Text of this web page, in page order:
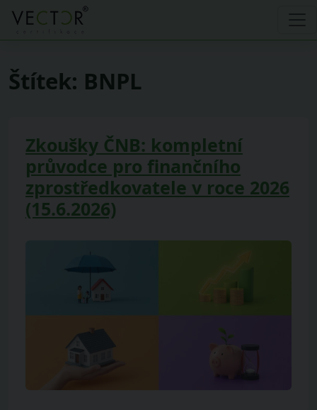
Štítek: BNPL
Zkoušky ČNB: kompletní
průvodce pro finančního
zprostředkovatele v roce 2026
(15.6.2026)